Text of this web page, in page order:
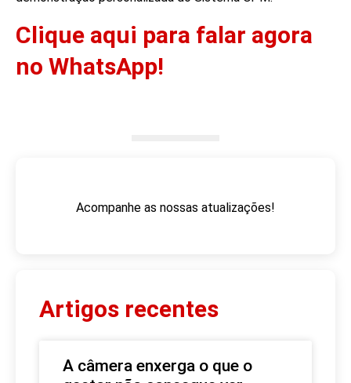
Clique aqui para falar agora
no WhatsApp!
Acompanhe as nossas atualizações!
Artigos recentes
A câmera enxerga o que o